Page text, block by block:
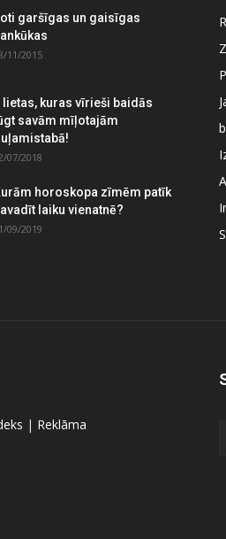
garšīgas un gaisīgas
11/2015
lietas, kuras vīrieši baidās
savām mīļotajām
07/2018
horoskopa zīmēm patīk
laiku vienatnē?
09/2019
| Reklāma